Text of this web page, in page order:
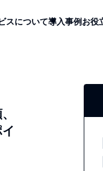
スについて導入事例お役